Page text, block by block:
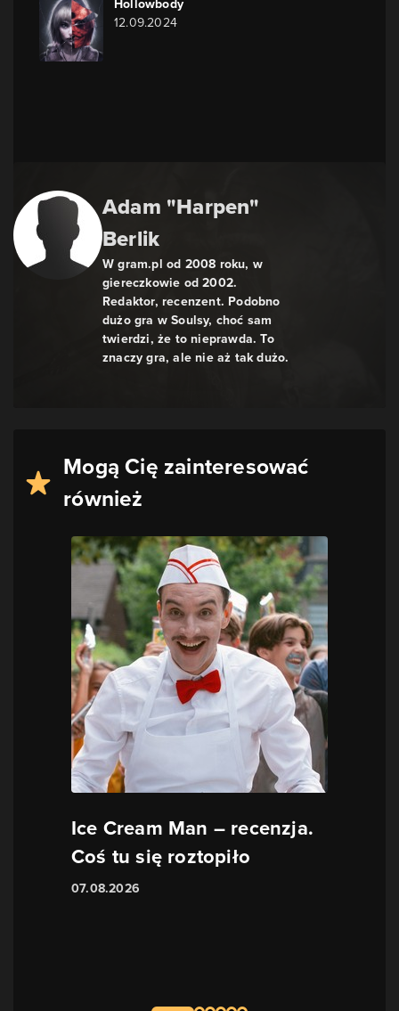
Adam "Harpen"
Berlik
W gram.pl od 2008 roku, w
giereczkowie od 2002.
Redaktor, recenzent. Podobno
dużo gra w Soulsy, choć sam
twierdzi, że to nieprawda. To
znaczy gra, ale nie aż tak dużo.
Hollowbody
12.09.2024
Mogą Cię zainteresować
również
Ice Cream Man – recenzja.
Coś tu się roztopiło
07.08.2026